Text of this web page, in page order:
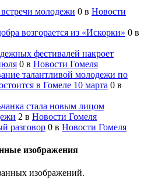
молодежи 0 в Новости
возгорается из «Искорки» 0 в
фестивалей накроет
0 в Новости Гомеля
талантливой молодежи по
в Гомеле 10 марта 0 в
стала новым лицом
2 в Новости Гомеля
разговор 0 в Новости Гомеля
изображения
изображений.